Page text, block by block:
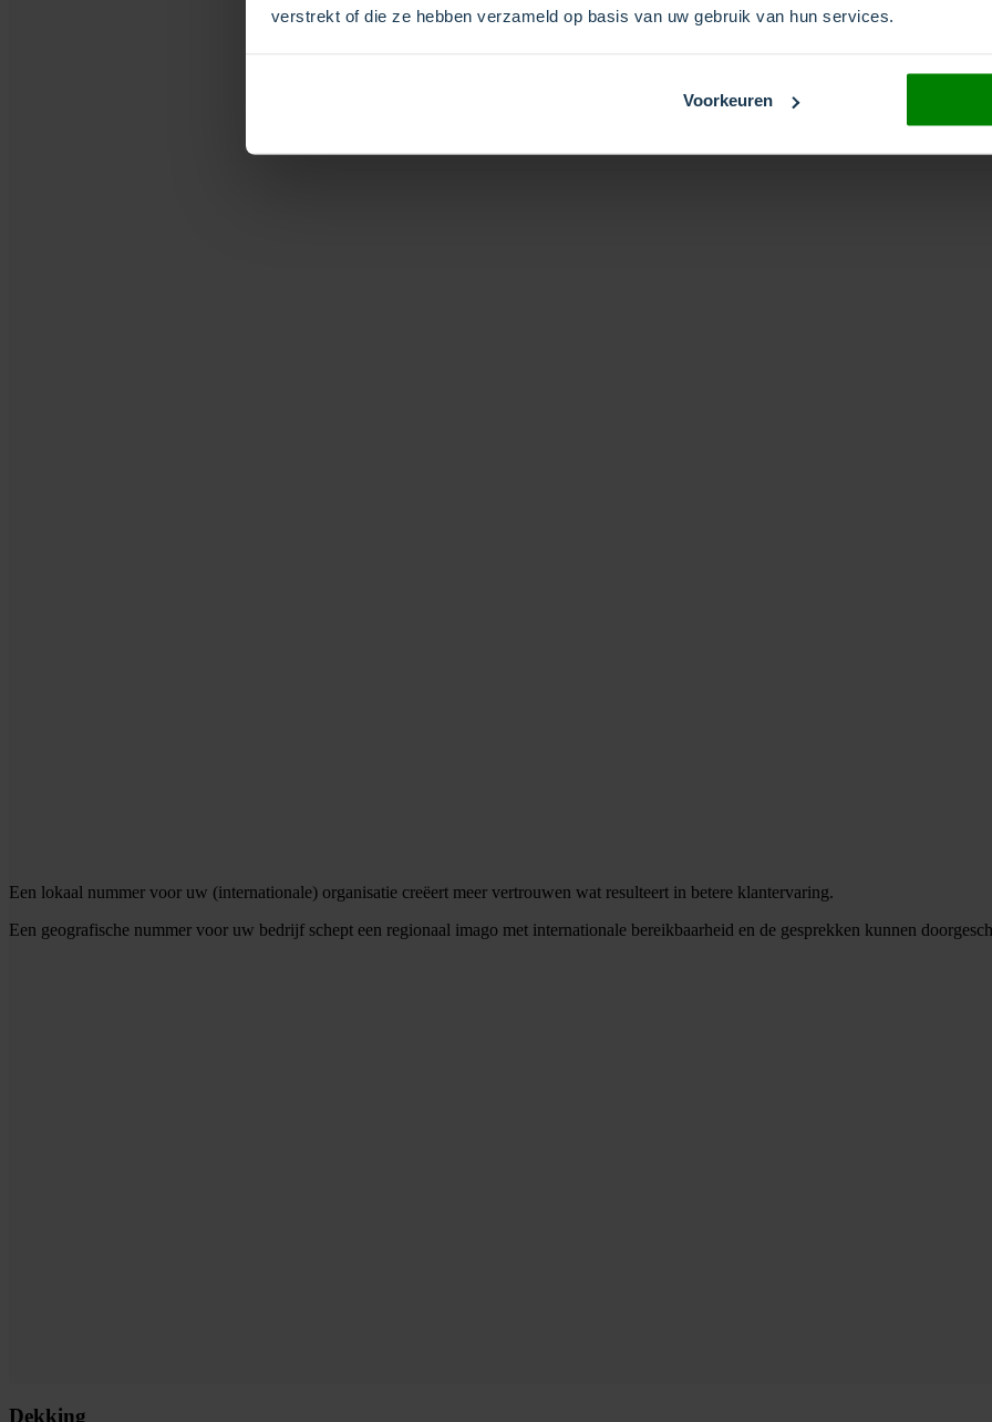
verstrekt of die ze hebben verzameld op basis van uw gebruik van hun services.
Voorkeuren
Een lokaal nummer voor uw (internationale) organisatie creëert meer vertrouwen wat resulteert in betere klantervaring.
Een geografische nummer voor uw bedrijf schept een regionaal imago met internationale bereikbaarheid en de gesprekken kunnen
Dekking